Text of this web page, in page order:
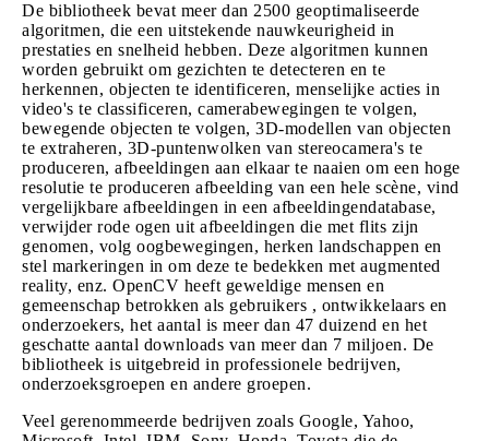
De bibliotheek bevat meer dan 2500 geoptimaliseerde
algoritmen, die een uitstekende nauwkeurigheid in
prestaties en snelheid hebben. Deze algoritmen kunnen
worden gebruikt om gezichten te detecteren en te
herkennen, objecten te identificeren, menselijke acties in
video's te classificeren, camerabewegingen te volgen,
bewegende objecten te volgen, 3D-modellen van objecten
te extraheren, 3D-puntenwolken van stereocamera's te
produceren, afbeeldingen aan elkaar te naaien om een hoge
resolutie te produceren afbeelding van een hele scène, vind
vergelijkbare afbeeldingen in een afbeeldingendatabase,
verwijder rode ogen uit afbeeldingen die met flits zijn
genomen, volg oogbewegingen, herken landschappen en
stel markeringen in om deze te bedekken met augmented
reality, enz. OpenCV heeft geweldige mensen en
gemeenschap betrokken als gebruikers , ontwikkelaars en
onderzoekers, het aantal is meer dan 47 duizend en het
geschatte aantal downloads van meer dan 7 miljoen. De
bibliotheek is uitgebreid in professionele bedrijven,
onderzoeksgroepen en andere groepen.
Veel gerenommeerde bedrijven zoals Google, Yahoo,